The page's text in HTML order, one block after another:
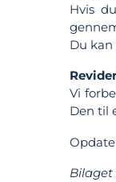
Hvis
Du
Vi
Den til